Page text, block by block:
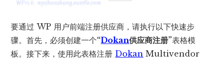
要通过 WP 用户前端注册供应商，请执行以下快速步
骤。首先，必须创建一个“Dokan供应商注册”表格模
板。接下来，使用此表格注册 Dokan Multivendor